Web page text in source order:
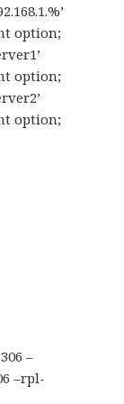
option;
option;
option;
–
–rpl-